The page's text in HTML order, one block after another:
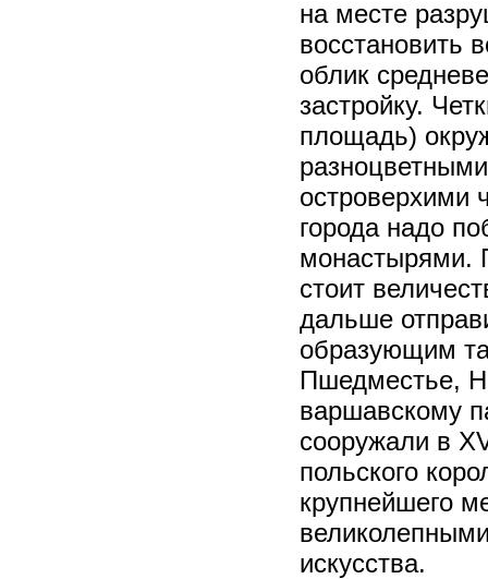
на месте
восстановить
облик
застройку.
площадь)
островерхими
города надо
монастырями.
стоит
дальше
образующим
Пшедместье,
варшавскому
сооружали в
польского
крупнейшего
искусства.